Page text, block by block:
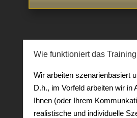
Wie funktioniert das
Wir arbeiten szenarienbasiert
D.h., im Vorfeld arbeiten wir in
Ihnen (oder Ihrem
realistische und individuelle